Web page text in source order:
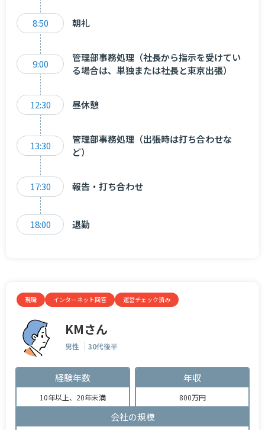
8:50 朝礼
9:00
管理部事務処理（社長から指示を受けてい
る場合は、単独または社長と東京出張）
12:30 昼休憩
13:30
管理部事務処理（出張時は打ち合わせな
ど）
17:30 報告・打ち合わせ
18:00 退勤
現職 インターネット回答 運営チェック済み
KMさん
男性 30代後半
経験年数
10年以上、20年未満
年収
800万円
会社の規模